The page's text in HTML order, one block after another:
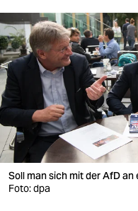
sport
berlin
nord
wahrheit
verlag
verlag
veranstaltungen
Soll man sich mit der AfD
Foto: dpa